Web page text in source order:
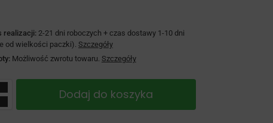
realizacji:2-21 dni roboczych + czas dostawy 1-10 dni
od wielkości paczki).Szczegóły
Możliwość zwrotu towaru. Szczegóły
Dodaj do koszyka